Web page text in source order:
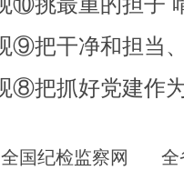
全国纪检监察网 全